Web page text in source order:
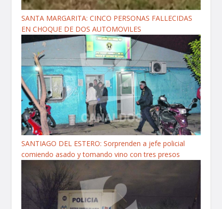
SANTA MARGARITA: CINCO PERSONAS FALLECIDAS
EN CHOQUE DE DOS AUTOMOVILES
SANTIAGO DEL ESTERO: Sorprenden a jefe policial
comiendo asado y tomando vino con tres presos